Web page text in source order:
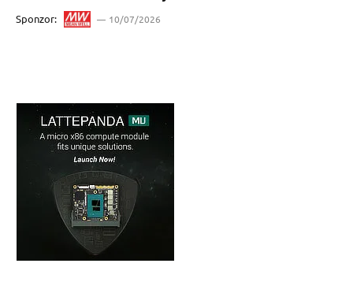
Sponzor: 10/07/2026